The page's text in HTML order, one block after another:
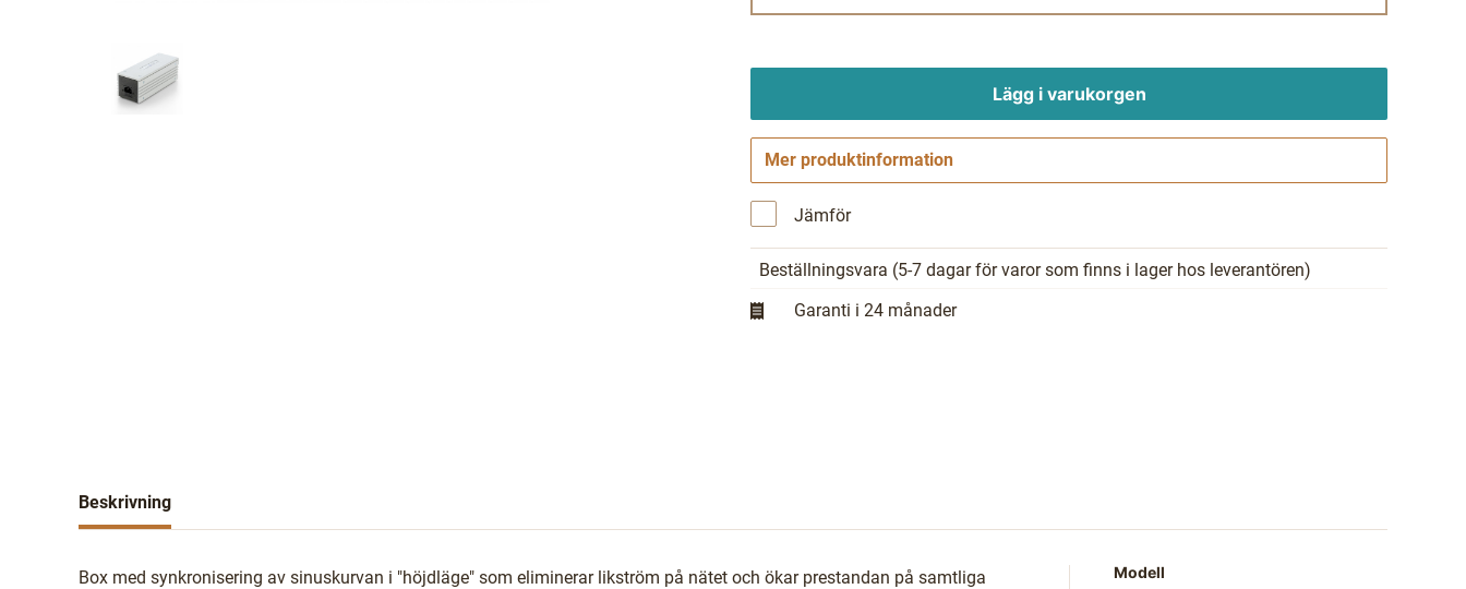
Lägg i varukorgen
Mer produktinformation
Jämför
Beställningsvara (5-7 dagar för varor som finns i lager hos leverantören)
Garanti i 24 månader
Beskrivning
Box med synkronisering av sinuskurvan i "höjdläge" som eliminerar likström på nätet och ökar prestandan på samtliga
Modell